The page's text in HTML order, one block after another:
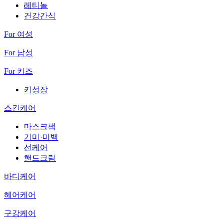
레티놀
건강간식
For 여성
For 남성
For 키즈
키성장
스킨케어
마스크팩
기미·미백
선케어
핸드크림
바디케어
헤어케어
구강케어